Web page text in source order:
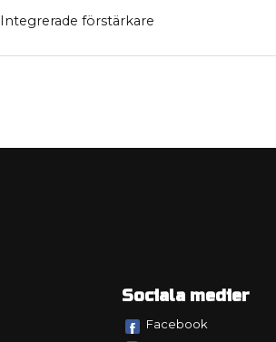
Integrerade förstärkare
Sociala medier
Facebook